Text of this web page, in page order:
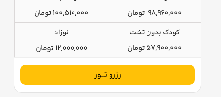
198,960,000 تومان 100,510,000 تومان
کودک بدون تخت
57,900,000 تومان
نوزاد
12,000,000 تومان
رزرو تــور